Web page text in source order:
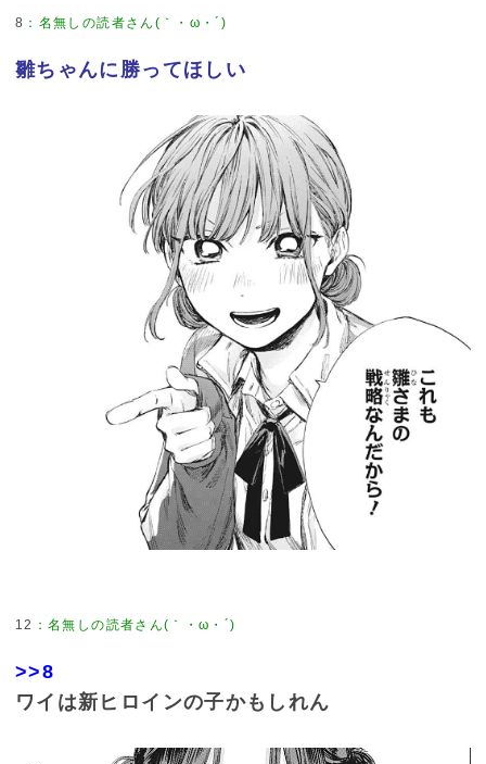
8 ： 名無しの読者さん(｀・ω・´)
雛ちゃんに勝ってほしい
12 ：名無しの読者さん(｀・ω・´)
>>8
ワイは新ヒロインの子かもしれん